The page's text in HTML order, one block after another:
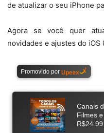
de atualizar o seu iPhone
Agora se você quer
novidades e ajustes do iOS